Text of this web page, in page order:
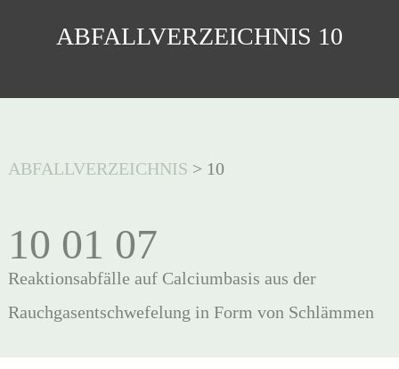
ABFALLVERZEICHNIS 10
ABFALLVERZEICHNIS > 10
10 01 07
Reaktionsabfälle auf Calciumbasis aus der
Rauchgasentschwefelung in Form von Schlämmen